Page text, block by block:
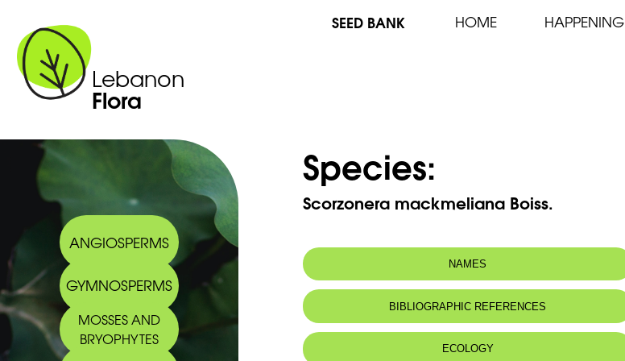
Lebanon
Flora
SEED BANK HOME HAPPENING
ANGIOSPERMS
GYMNOSPERMS
MOSSES AND
BRYOPHYTES
Species:
Scorzonera mackmeliana Boiss.
NAMES
Common name: Scorzonère du Makmel
Arabic name: دبح المكمل
BIBLIOGRAPHIC REFERENCES
ECOLOGY